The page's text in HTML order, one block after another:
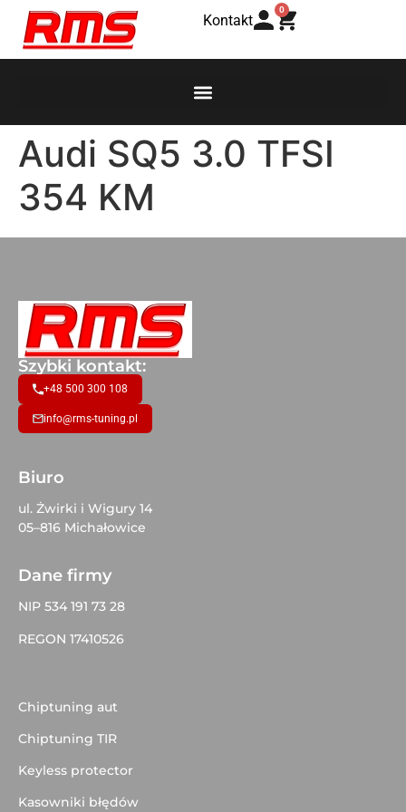
Kontakt
0
Audi SQ5 3.0 TFSI
354 KM
Szybki kontakt:
+48 500 300 108
info@rms-tuning.pl
Biuro
ul. Żwirki i Wigury 14
05–816 Michałowice
Dane firmy
NIP 534 191 73 28
REGON 17410526
Chiptuning aut
Chiptuning TIR
Keyless protector
Kasowniki błędów